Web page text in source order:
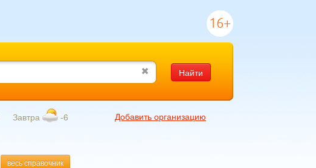
16+
Найти
Завтра -6
Добавить организацию
весь справочник